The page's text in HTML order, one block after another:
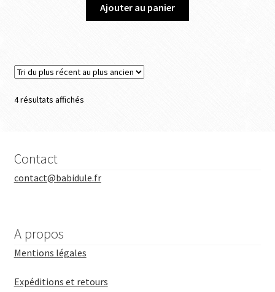
Ajouter au panier
4 résultats affichés
Contact
contact@babidule.fr
A propos
Mentions légales
Expéditions et retours